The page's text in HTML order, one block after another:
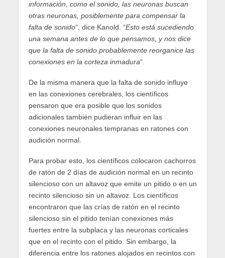
información, como el sonido, las neuronas buscan
otras neuronas, posiblemente para compensar la
falta de sonido“, dice Kanold. “Esto está sucediendo
una semana antes de lo que pensamos, y nos dice
que la falta de sonido probablemente reorganice las
conexiones en la corteza inmadura“.
De la misma manera que la falta de sonido influye
en las conexiones cerebrales, los científicos
pensaron que era posible que los sonidos
adicionales también pudieran influir en las
conexiones neuronales tempranas en ratones con
audición normal.
Para probar esto, los científicos colocaron cachorros
de ratón de 2 días de audición normal en un recinto
silencioso con un altavoz que emite un pitido o en un
recinto silencioso sin un altavoz. Los científicos
encontraron que las crías de ratón en el recinto
silencioso sin el pitido tenían conexiones más
fuertes entre la subplaca y las neuronas corticales
que en el recinto con el pitido. Sin embargo, la
diferencia entre los ratones alojados en recintos con